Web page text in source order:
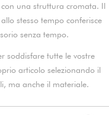
una struttura cromata. Il
stesso tempo conferisce
senza tempo.
soddisfare tutte le vostre
articolo selezionando il
ma anche il materiale.